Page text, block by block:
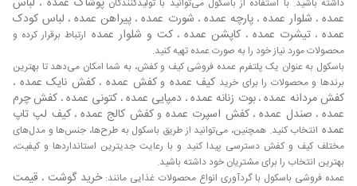
بازار داخلی پایین می‌باشد. در این مرکز خرید و فروش فایبر گلاس
و قیمت فایبر گلاس و همچنین عرضه فایبر گلاس به صورت
مستقیم به دست مشتریان انجام می‌شود. مرکز فایبرگلاس ایران
توانایی ارائه محصولات فایبرگلاس به صورت عمده و خرده فروشی
و همچنین عرضه مستقیم فایبر گلاس را دارا می‌باشد. فایبرگلاس،
یک ماده عایق بسیار قوی می‌باشد و به همین دلیل برای جلوگیری
از نفوذ رطوبت به داخل آن از یک ماده ضد آب در فایبرگلاس
استفاده می‌شود تا این عایق در معرض آب باران قرار نگیرد و به
این ترتیب از نفوذ رطوبت به داخل فایبرگلاس جلوگیری کند.
داشته باشید. با استفاده از باسکول می‌توانید با تولیدکنندگان
،
عمده ، شلوار عمده،پارچه عمده، شورت عمده ، پیراهن عمده ، لباس کودک
عمده،تیشرت عمده، کاپشن عمده ،کت و شلوار عمده ارتباط برقرار کرده و
محصولات مورد نیاز خود را به صورت عمده تهیه کنید.
باسکول به عنوان یک پلتفرم عمده فروشی کیف و کفش، به شما امکان می‌دهد تا بهترین
برندها و محصولات را برای خرید کیف عمده وکفش عمده ،کفش نایک عمده ،
کفش مردانه عمده ،بوت زنانه عمده، دمپایی عمده، کتونی عمده، کفش چرم
عمده، صندل عمده ،کفش اسپرت عمده وکفش کالج عمده،کیف لپ تاپ
عمده انتخاب کنید. همچنین، می‌توانید از طریق باسکول به طرح‌ها، جنس‌ها و مدل‌های
مختلف کیف و کفش دسترسی پیدا کنید و با رعایت جدیترین استانداردها و کیفیت،
بهترین انتخاب را برای مشتریان خود داشته باشید.
عمده فروشی باسکول با گردآوری انواع محصولات غذایی مانند:خرید گوشت ، قیمت